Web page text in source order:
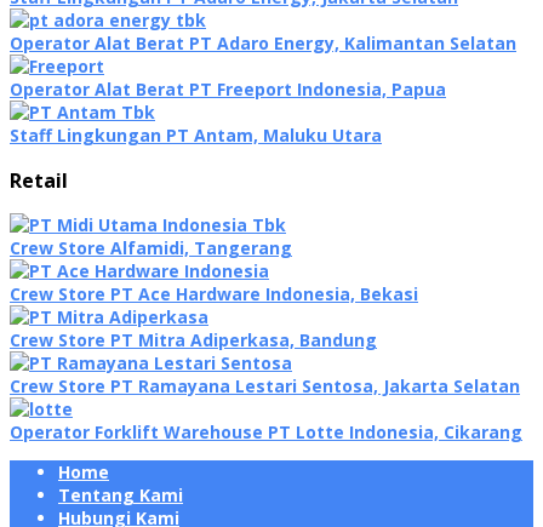
Operator Alat Berat PT Adaro Energy, Kalimantan Selatan
Operator Alat Berat PT Freeport Indonesia, Papua
Staff Lingkungan PT Antam, Maluku Utara
Retail
Crew Store Alfamidi, Tangerang
Crew Store PT Ace Hardware Indonesia, Bekasi
Crew Store PT Mitra Adiperkasa, Bandung
Crew Store PT Ramayana Lestari Sentosa, Jakarta Selatan
Operator Forklift Warehouse PT Lotte Indonesia, Cikarang
Home
Tentang Kami
Hubungi Kami